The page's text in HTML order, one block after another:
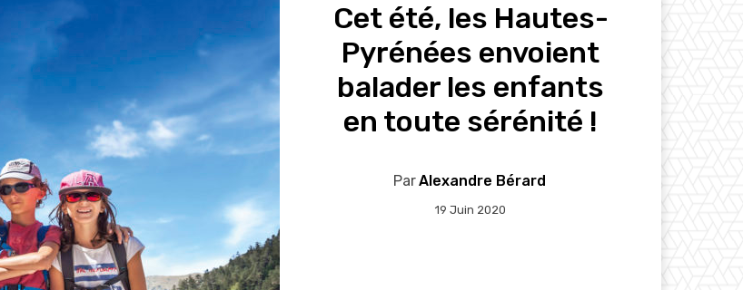
Cet été, les Hautes-
Pyrénées envoient
balader les enfants
en toute sérénité !
ParAlexandre Bérard
19 Juin 2020